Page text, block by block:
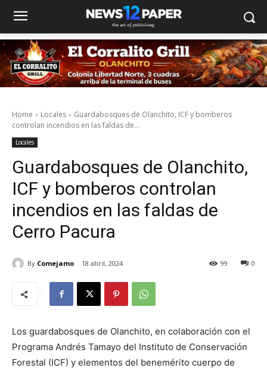
Home Locales
Guardabosques de Olanchito, ICF y bomberos
controlan incendios en las faldas de...
Locales
Guardabosques de Olanchito,
ICF y bomberos controlan
incendios en las faldas de
Cerro Pacura
By Comejamo 18 abril, 2024 0
99
Los guardabosques de Olanchito, en colaboración con el
Programa Andrés Tamayo del Instituto de Conservación
Forestal (ICF) y elementos del benemérito cuerpo de